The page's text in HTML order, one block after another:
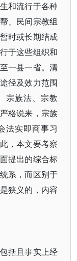
和流行于各种
、民间宗教组
时或长期结成
于这些组织和
一县一省。清
径及效力范围
宗族法、宗教
格说来，宗族
法实即商事习
，本文要考察
提出的综合标
系，而区别于
狭义的，内容
括且事实上经